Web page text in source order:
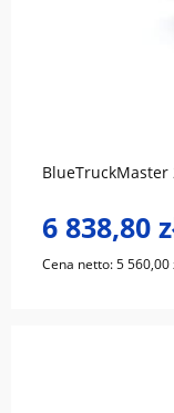
6 838,80
Cena netto:5 560,00